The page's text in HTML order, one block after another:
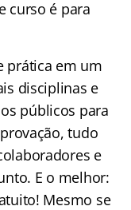
curso é para
prática em um
disciplinas e
públicos para
tudo
e
E o melhor:
Mesmo se